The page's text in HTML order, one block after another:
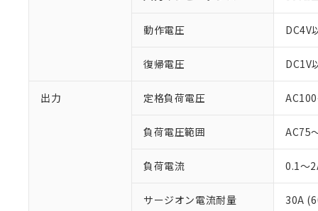
動作電圧 DC4V
復帰電圧 DC1V
出力 定格負荷電圧
負荷電圧範囲 AC75
負荷電流 0.1～
サージオン電流耐量 30A
ご利用条件
本サービス
くものです。
当社制御機
在庫状況お
のであり、
当社販売員
対応予定なし：
調査・確認中：
仕入先様の事情
があります。
*EU RoHS指令（10物質
鉛(Pb) 1000ppm以下
フタル酸ビス(2-エチ
フタル酸エステル類の
※2 対応予定月
※1 中国
「○」：最大均質
「×」：最大均質
「－」：未確認
Pb(鉛) :1000ppm、
Cr(Ⅵ)(六価クロム) :
DBP(フタル酸ジブチ
DEHP(フタル酸ビス
当社は、こ
う）を輸出
などの必要
当社は規制
置等に一切
当社は、貴
一定数
一定数